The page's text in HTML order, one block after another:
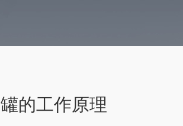
的工作原理